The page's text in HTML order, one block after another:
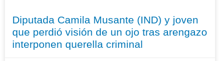
Diputada Camila Musante (IND) y joven
que perdió visión de un ojo tras arengazo
interponen querella criminal